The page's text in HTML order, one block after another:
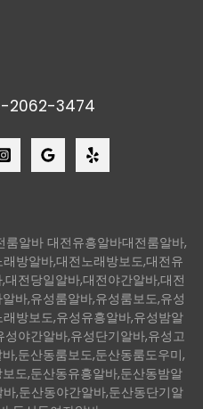
2062-3474
알바 대전유흥알바대전룸알바,
방알바,대전노래방보도,대전유
전당일알바,대전야간알바,대전
바,유성룸알바,유성룸보도,유성
방보도,유성유흥알바,유성밤알
야간알바,유성단기알바,유성고
,둔산동룸보도,둔산동룸도우미,
도,둔산동유흥알바,둔산동밤알
,둔산동야간알바,둔산동단기알